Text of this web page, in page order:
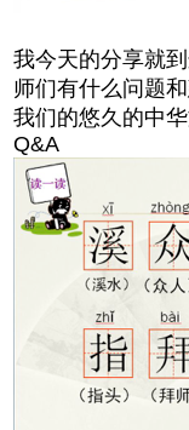
我今天的分享就
师们有什么问题
我们的悠久的中
Q&A